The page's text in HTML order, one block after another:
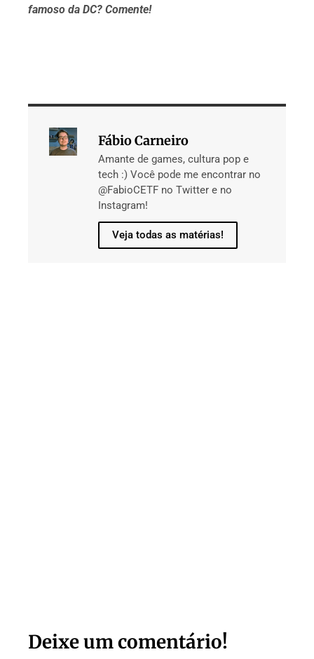
famoso da DC? Comente!
Fábio Carneiro
Amante de games, cultura pop e
tech :) Você pode me encontrar no
@FabioCETF no Twitter e no
Instagram!
Veja todas as matérias!
Deixe um comentário!